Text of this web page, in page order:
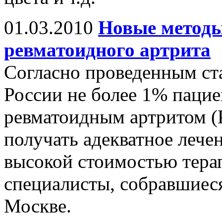
01.03.2010 Новые
ревматоидного артрита
Согласно проведенным
России не более 1%
ревматоидным артритом
получать адекватное
высокой стоимостью
специалисты,
Москве.